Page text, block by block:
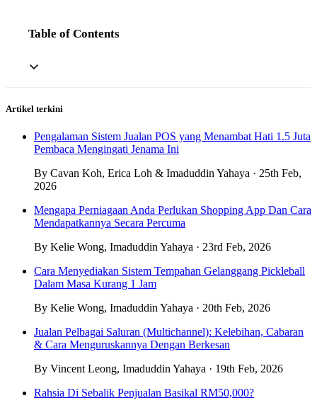
Table of Contents
Artikel terkini
Pengalaman Sistem Jualan POS yang Menambat Hati 1.5 Juta
Pembaca Mengingati Jenama Ini
By Cavan Koh, Erica Loh & Imaduddin Yahaya · 25th Feb,
2026
Mengapa Perniagaan Anda Perlukan Shopping App Dan Cara
Mendapatkannya Secara Percuma
By Kelie Wong, Imaduddin Yahaya · 23rd Feb, 2026
Cara Menyediakan Sistem Tempahan Gelanggang Pickleball
Dalam Masa Kurang 1 Jam
By Kelie Wong, Imaduddin Yahaya · 20th Feb, 2026
Jualan Pelbagai Saluran (Multichannel): Kelebihan, Cabaran
& Cara Menguruskannya Dengan Berkesan
By Vincent Leong, Imaduddin Yahaya · 19th Feb, 2026
Rahsia Di Sebalik Penjualan Basikal RM50,000?